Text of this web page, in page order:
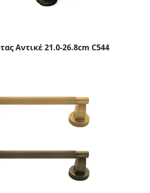
Αντικέ 21.0-26.8cm C544